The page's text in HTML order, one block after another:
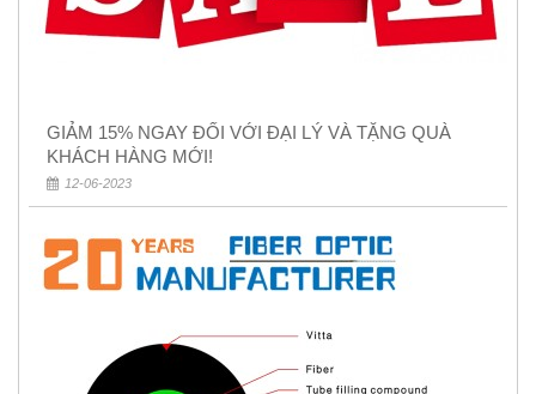
GIẢM 15% NGAY ĐỐI VỚI ĐẠI LÝ VÀ TẶNG QUÀ
KHÁCH HÀNG MỚI!
12-06-2023